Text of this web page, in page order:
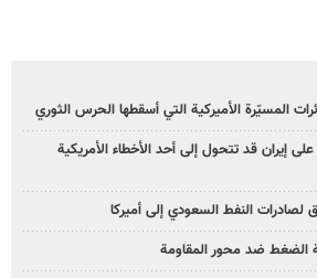
المسيّرة الأميركية التي أسقطها الحرس الثوري
إيران قد تتحول إلى أحد الأخطاء الأمريكية
النفط السعودي إلى أميركا
الضغط ضد محور المقاومة